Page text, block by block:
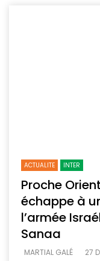
ACTUALITE INTER
Proche
échappe à
l’armée
Sanaa
MARTIAL GALÉ
27